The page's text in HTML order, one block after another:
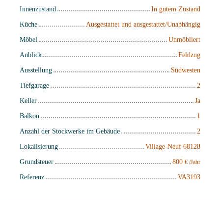
Innenzustand
In gutem Zustand
Küche
Ausgestattet und ausgestattet/Unabhängig
Möbel
Unmöbliert
Anblick
Feldzug
Ausstellung
Südwesten
Tiefgarage
2
Keller
Ja
Balkon
1
Anzahl der Stockwerke im Gebäude
2
Lokalisierung
Village-Neuf 68128
Grundsteuer
800 € /Jahr
Referenz VA3193